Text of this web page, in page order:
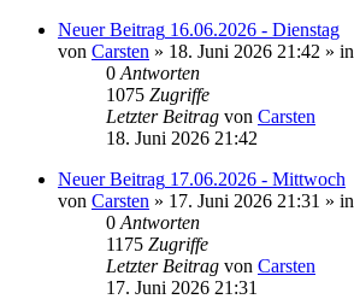
Neuer Beitrag 16.06.2026 - Dienstag
von Carsten » 18. Juni 2026 21:42 » in
0 Antworten
1075 Zugriffe
Letzter Beitrag von Carsten
18. Juni 2026 21:42
Neuer Beitrag 17.06.2026 - Mittwoch
von Carsten » 17. Juni 2026 21:31 » in
0 Antworten
1175 Zugriffe
Letzter Beitrag von Carsten
17. Juni 2026 21:31